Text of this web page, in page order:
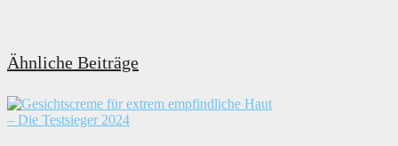
Ähnliche Beiträge